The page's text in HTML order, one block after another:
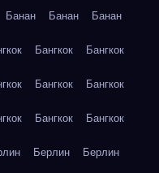
Банан Банан Банан
Бангкок Бангкок
Бангкок Бангкок
Бангкок Бангкок
Берлин Берлин